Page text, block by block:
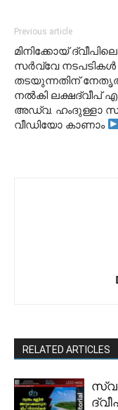
Previous article
മിനിക്കോയ് ദ്വീപിലെ
സർവ്വേ നടപടികൾ
തടയുന്നതിന്
നൽകി ലക്ഷദ്വീപ്
അഡ്വ. ഹംദുള്ളാ
വീഡിയോ കാണാം
RELATED ARTICLES